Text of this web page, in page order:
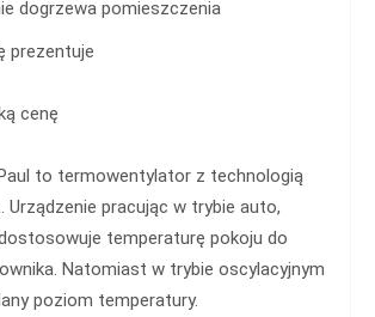
dogrzewa pomieszczenia
prezentuje
cenę
to termowentylator z technologią
Urządzenie pracując w trybie auto,
temperaturę pokoju do
Natomiast w trybie oscylacyjnym
poziom temperatury.